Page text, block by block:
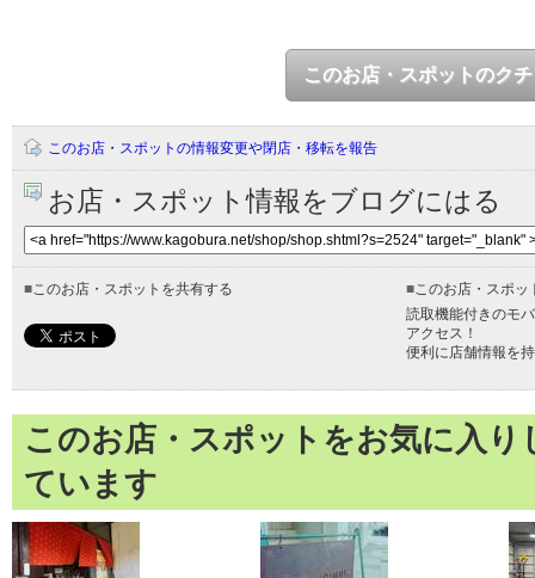
このお店・スポットのク
このお店・スポットの情報変更や閉店・移転を報告
お店・スポット情報をブログにはる
■このお店・スポットを共有する ■このお店・スポッ
読取機能付きのモ
アクセス！
便利に店舗情報を
このお店・スポットをお気に入
ています